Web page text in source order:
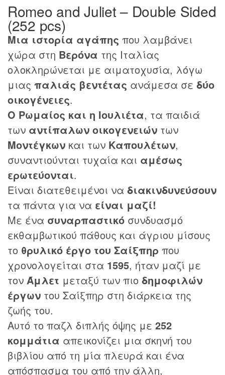
Romeo and Juliet – Double Sided
(252 pcs)
Μια ιστορία αγάπης που λαμβάνει
χώρα στη Βερόνα της Ιταλίας
ολοκληρώνεται με αιματοχυσία, λόγω
μιας παλιάς βεντέτας ανάμεσα σε δύο
οικογένειες.
Ο Ρωμαίος και η Ιουλιέτα, τα παιδιά
των αντίπαλων οικογενειών των
Μοντέγκων και των Καπουλέτων,
συναντιούνται τυχαία και αμέσως
ερωτεύονται.
Είναι διατεθειμένοι να διακινδυνεύσουν
τα πάντα για να είναι μαζί!
Με ένα συναρπαστικό συνδυασμό
εκθαμβωτικού πάθους και άγριου μίσους
το θρυλικό έργο του Σαίξπηρ που
χρονολογείται στα 1595, ήταν μαζί με
τον Άμλετ μεταξύ των πιο δημοφιλών
έργων του Σαίξπηρ στη διάρκεια της
ζωής του.
Αυτό το παζλ διπλής όψης με 252
κομμάτια απεικονίζει μια σκηνή του
βιβλίου από τη μία πλευρά και ένα
απόσπασμα του από την άλλη,